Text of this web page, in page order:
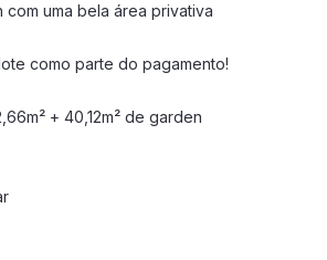
com uma bela área privativa
como parte do pagamento!
+ 40,12m² de garden